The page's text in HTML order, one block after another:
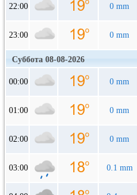
22:00 0 mm
23:00 0 mm
Суббота 08-08-2026
00:00 0 mm
01:00 0 mm
02:00 0 mm
03:00 0.1 mm